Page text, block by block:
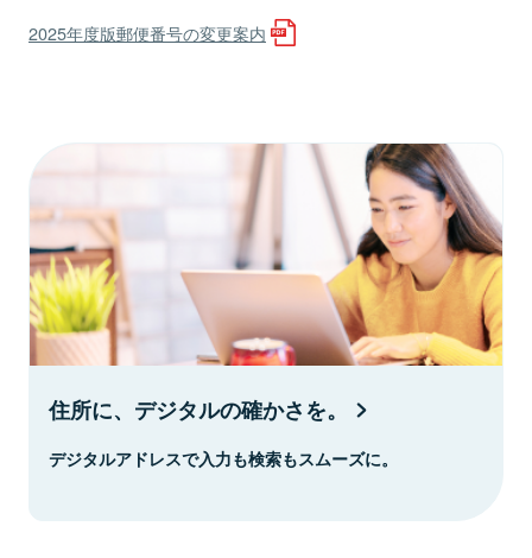
2025年度版郵便番号の変更案内
住所に、デジタルの確かさを。
デジタルアドレスで入力も検索もスムーズに。